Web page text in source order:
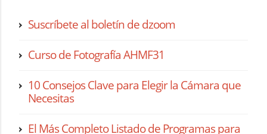
Suscríbete al boletín de dzoom
Curso de Fotografía AHMF31
10 Consejos Clave para Elegir la Cámara que
Necesitas
El Más Completo Listado de Programas para